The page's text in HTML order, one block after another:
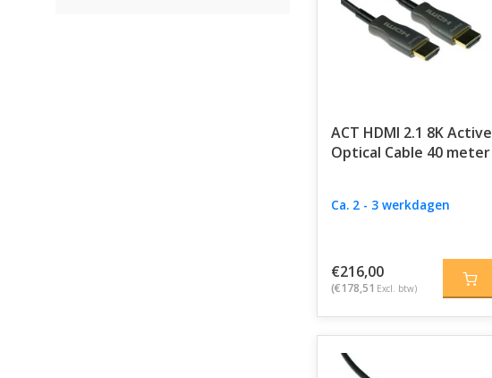
ACT HDMI 2.1 8K Active
Optical Cable 40 meter
Ca. 2 - 3 werkdagen
€216,00
(€178,51 Excl. btw)